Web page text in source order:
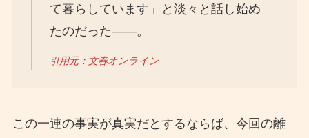
て暮らしています」と淡々と話し始め
たのだった――。
引用元：文春オンライン
この一連の事実が真実だとするならば、今回の離